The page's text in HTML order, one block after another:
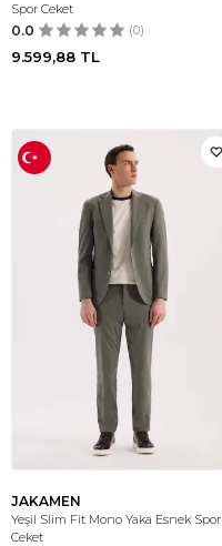
Spor Ceket
0.0 (0)
9.599,88 TL
JAKAMEN
Yeşil Slim Fit Mono Yaka Esnek Spor
Ceket